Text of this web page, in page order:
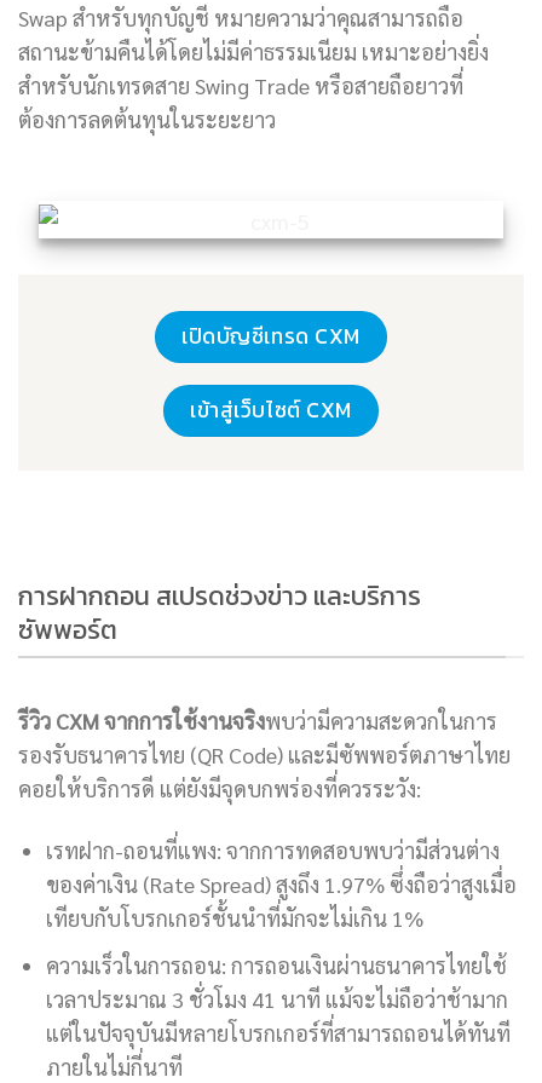
Swap สำหรับทุกบัญชี หมายความว่าคุณสามารถถือ
สถานะข้ามคืนได้โดยไม่มีค่าธรรมเนียม เหมาะอย่างยิ่ง
สำหรับนักเทรดสาย Swing Trade หรือสายถือยาวที่
ต้องการลดต้นทุนในระยะยาว
เปิดบัญชีเทรด CXM
เข้าสู่เว็บไซต์ CXM
การฝากถอน สเปรดช่วงข่าว และบริการ
ซัพพอร์ต
รีวิว CXM จากการใช้งานจริงพบว่ามีความสะดวกในการ
รองรับธนาคารไทย (QR Code) และมีซัพพอร์ตภาษาไทย
คอยให้บริการดี แต่ยังมีจุดบกพร่องที่ควรระวัง:
เรทฝาก-ถอนที่แพง: จากการทดสอบพบว่ามีส่วนต่าง
ของค่าเงิน (Rate Spread) สูงถึง 1.97% ซึ่งถือว่าสูงเมื่อ
เทียบกับโบรกเกอร์ชั้นนำที่มักจะไม่เกิน 1%
ความเร็วในการถอน: การถอนเงินผ่านธนาคารไทยใช้
เวลาประมาณ 3 ชั่วโมง 41 นาที แม้จะไม่ถือว่าช้ามาก
แต่ในปัจจุบันมีหลายโบรกเกอร์ที่สามารถถอนได้ทันที
ภายในไม่กี่นาที